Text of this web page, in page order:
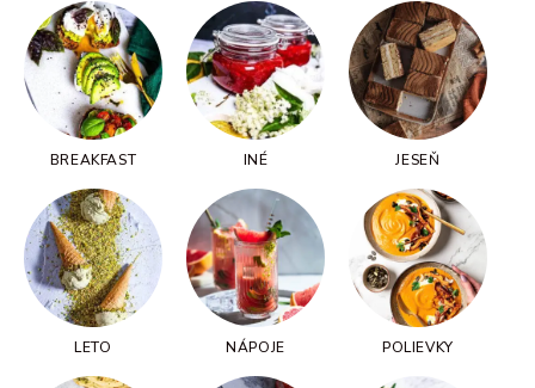
BREAKFAST INÉ JESEŇ
LETO NÁPOJE POLIEVKY